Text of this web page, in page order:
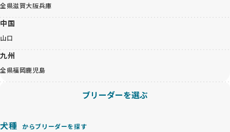
全県滋賀大阪兵庫
中国
山口
九州
全県福岡鹿児島
ブリーダーを選ぶ
犬種 からブリーダーを探す